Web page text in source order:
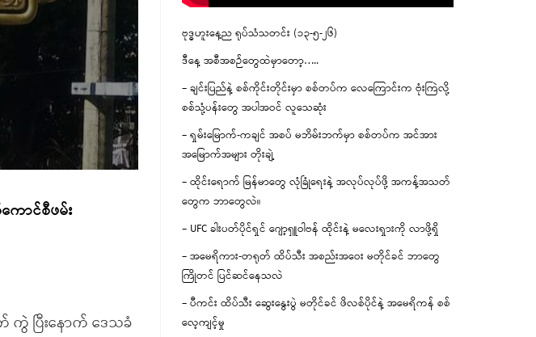
ောင်စီဖမ်း
ကွဲ ပြီးနောက် ဒေသခံ
ဗုဒ္ဓဟူးနေ့ည ရုပ်သံသတင်း (၁၃-၅-၂၆)
ဒီနေ့ အစီအစဉ်တွေထဲမှာတော့…..
– ချင်းပြည်နဲ့ စစ်ကိုင်းတိုင်းမှာ စစ်တပ်က လေကြောင်းက ဗုံးကြဲလို့
စစ်သုံ့ပန်းတွေ အပါအဝင် လူသေဆုံး
– ရှမ်းမြောက်-ကချင် အစပ် မဘိမ်းဘက်မှာ စစ်တပ်က အင်အား
အမြောက်အများ တိုးချဲ့
– ထိုင်းရောက် မြန်မာတွေ လုံခြုံရေးနဲ့ အလုပ်လုပ်ဖို့ အကန့်အသတ်
တွေက ဘာတွေလဲ။
– UFC ခါးပတ်ပိုင်ရှင် ဂျော့ရှူဝါဗန် ထိုင်းနဲ့ မလေးရှားကို လာဖို့ရှိ
– အမေရိကား-တရုတ် ထိပ်သီး အစည်းအဝေး မတိုင်ခင် ဘာတွေ
ကြိုတင် ပြင်ဆင်နေသလဲ
– ပီကင်း ထိပ်သီး ဆွေးနွေးပွဲ မတိုင်ခင် ဖိလစ်ပိုင်နဲ့ အမေရိကန် စစ်
လေ့ကျင့်မှု